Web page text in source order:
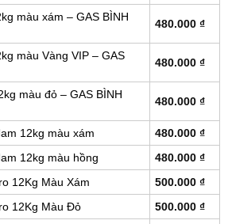
màu xám – GAS BÌNH
480.000 ₫
màu Vàng VIP – GAS
480.000 ₫
màu đỏ – GAS BÌNH
480.000 ₫
12kg màu xám 480.000 ₫
12kg màu hồng
480.000 ₫
12Kg Màu Xám
500.000 ₫
12Kg Màu Đỏ
500.000 ₫